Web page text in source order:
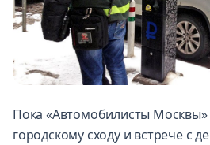
Пока «Автомобилисты Москвы»
городскому сходу и встрече с